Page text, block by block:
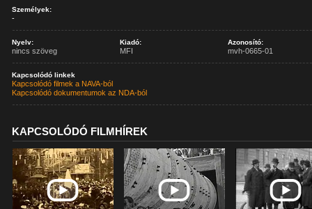
Személyek:
-
Nyelv:
nincs szöveg
Kiadó:
MFI
Azonosító:
mvh-0665-01
Kapcsolódó linkek
Kapcsolódó filmek a NAVA-ból
Kapcsolódó dokumentumok az NDA-ból
KAPCSOLÓDÓ FILMHÍREK